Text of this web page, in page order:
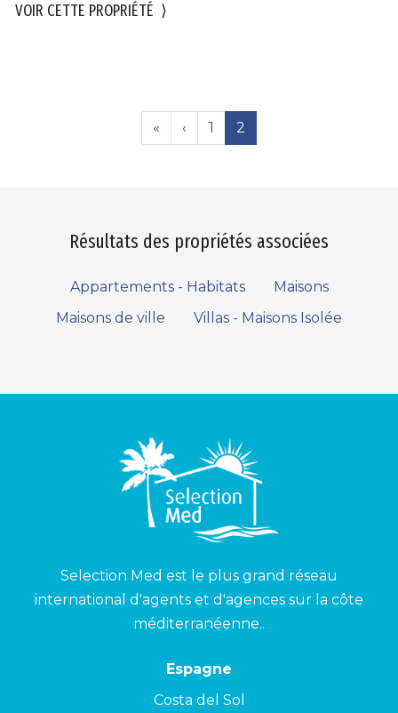
VOIR CETTE PROPRIÉTÉ ⟩
« ‹ 1 2
Résultats des propriétés associées
Appartements - Habitats
Maisons
Maisons de ville
Villas - Maisons Isolée
Selection Med est le plus grand réseau
international d'agents et d'agences sur la côte
méditerranéenne..
Espagne
Costa del Sol